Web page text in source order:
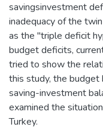
savingsinvestment
inadequacy of the
as the "triple deficit
budget deficits,
tried to show the
this study, the
saving-investment
examined the
Turkey.